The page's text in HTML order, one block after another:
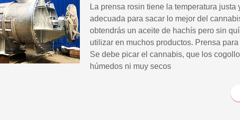
La prensa rosin tiene la temperatura justa
adecuada para sacar lo mejor del
obtendrás un aceite de hachís pero sin
utilizar en muchos productos. Prensa
Se debe picar el cannabis, que los
húmedos ni muy secos